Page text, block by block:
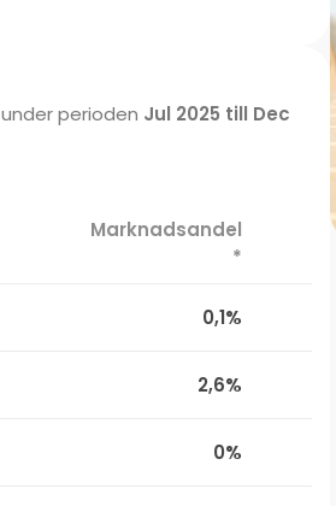
under perioden Jul 2025 till Dec
Marknadsandel
*
0,1%
2,6%
0%